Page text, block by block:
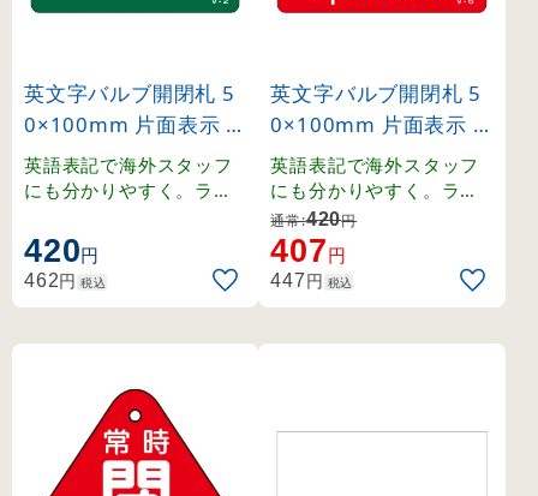
英文字バルブ開閉札 5
0×100mm 片面表示 Cl
ose(緑) (168002)
英語表記で海外スタッフ
にも分かりやすく。ラミ
。
420円
462円 税込
英文字バルブ開閉札 5
0×100mm 片面表示 D
on’t operate(赤) (168
006)
英語表記で海外スタッフ
にも分かりやすく。ラミ
ネート加工の硬質塩ビ製
。
通常:420円
407円
447円 税込